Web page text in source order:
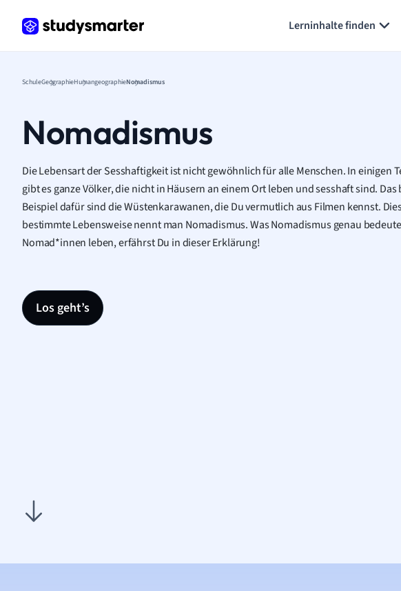
Lerninhalte finden
SchuleGeographieHumangeographieNomadismus
Nomadismus
Die Lebensart der Sesshaftigkeit ist nicht gewöhnlich für alle Menschen. In einigen
gibt es ganze Völker, die nicht in Häusern an einem Ort leben und sesshaft sind.
Beispiel dafür sind die Wüstenkarawanen, die Du vermutlich aus Filmen kennst.
bestimmte Lebensweise nennt man Nomadismus. Was Nomadismus genau
Nomad*innen leben, erfährst Du in dieser Erklärung!
Los geht’s